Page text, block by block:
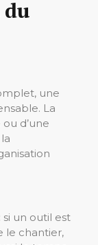
une
La
d’une
un outil est
le chantier,